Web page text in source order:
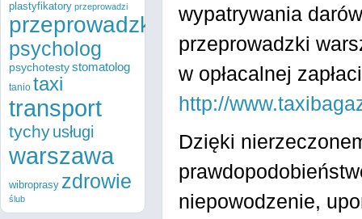
wypatrywania
przeprowadzki
w opłacalnej
http://
Dzięki
niepowodzenie,
plastyfikatory przeprowadzi
przeprowadzki
psycholog
psychotestystomatolog
tanio taxi
transport
tychyusługi
warszawa
wibroprasy zdrowie
ślub